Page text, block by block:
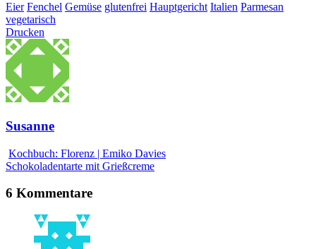
Eier Fenchel Gemüse glutenfrei Hauptgericht Italien Parmesan
vegetarisch
Drucken
Susanne
Kochbuch: Florenz | Emiko Davies
Schokoladentarte mit Grießcreme
6 Kommentare